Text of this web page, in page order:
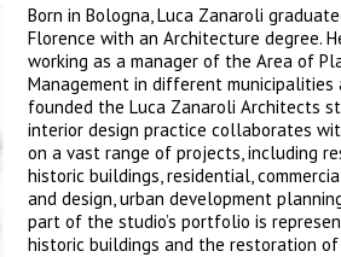
Born in Bologna, Luca Zanaroli
Florence with an Architecture degree.
working as a manager of the Area of
Management in different municipalities
founded the Luca Zanaroli Architects
interior design practice collaborates
on a vast range of projects, including
historic buildings, residential,
and design, urban development
part of the studio’s portfolio is
historic buildings and the restoration